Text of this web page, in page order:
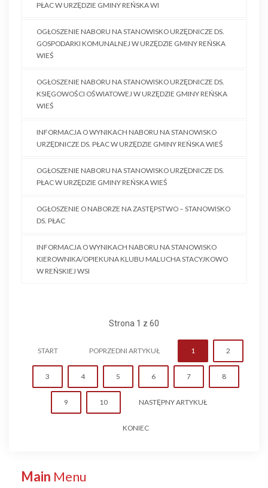
PŁAC W URZĘDZIE GMINY REŃSKA WI
OGŁOSZENIE NABORU NA STANOWISKO URZĘDNICZE DS.
GOSPODARKI KOMUNALNEJ W URZĘDZIE GMINY REŃSKA
WIEŚ
OGŁOSZENIE NABORU NA STANOWISKO URZĘDNICZE DS.
KSIĘGOWOŚCI OŚWIATOWEJ W URZĘDZIE GMINY REŃSKA
WIEŚ
INFORMACJA O WYNIKACH NABORU NA STANOWISKO
URZĘDNICZE DS. PŁAC W URZĘDZIE GMINY REŃSKA WIEŚ
OGŁOSZENIE NABORU NA STANOWISKO URZĘDNICZE DS.
PŁAC W URZĘDZIE GMINY REŃSKA WIEŚ
OGŁOSZENIE O NABORZE NA ZASTĘPSTWO – STANOWISKO
DS. PŁAC
INFORMACJA O WYNIKACH NABORU NA STANOWISKO
KIEROWNIKA/OPIEKUNA KLUBU MALUCHA STACYJKOWO
W REŃSKIEJ WSI
Strona 1 z 60
START POPRZEDNI ARTYKUŁ 1 2
3 4 5 6 7 8
9 10 NASTĘPNY ARTYKUŁ
KONIEC
Main Menu